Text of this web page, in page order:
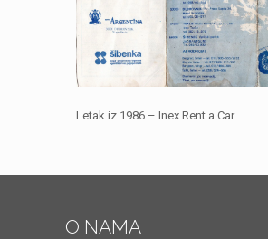
Letak iz 1986 – Inex Rent a Car
O NAMA